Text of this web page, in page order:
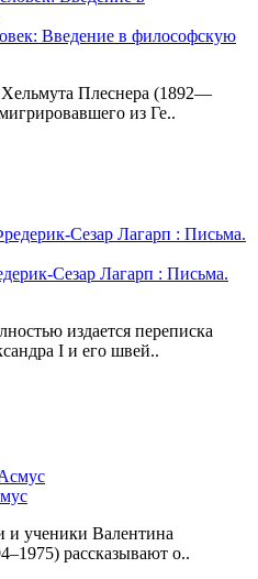
Введение в философскую
Плеснера (1892—
из Ге..
Сезар Лагарп : Письма.
издается переписка
I и его швей..
и ученики Валентина
рассказывают о..